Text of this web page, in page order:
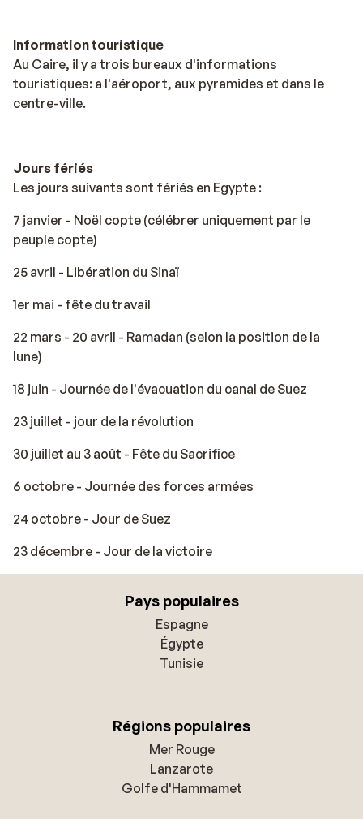
Information touristique
Au Caire, il y a trois bureaux d'informations
touristiques: a l'aéroport, aux pyramides et dans le
centre-ville.
Jours fériés
Les jours suivants sont fériés en Egypte :
7 janvier - Noël copte (célébrer uniquement par le
peuple copte)
25 avril - Libération du Sinaï
1er mai - fête du travail
22 mars - 20 avril - Ramadan (selon la position de la
lune)
18 juin - Journée de l'évacuation du canal de Suez
23 juillet - jour de la révolution
30 juillet au 3 août - Fête du Sacrifice
6 octobre - Journée des forces armées
24 octobre - Jour de Suez
23 décembre - Jour de la victoire
Pays populaires
Espagne
Égypte
Tunisie
Régions populaires
Mer Rouge
Lanzarote
Golfe d'Hammamet